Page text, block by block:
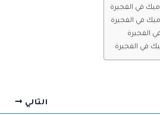
في الفجيرة
في الفجيرة
الفجيرة
في الفجيرة
التالي